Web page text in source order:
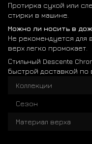
Протирка сухой или
стирки в машине.
Можно ли носить в
Не рекомендуется для
верх легко промокает.
Стильный Descente
быстрой доставкой по
Коллекции
Сезон
Материал верха